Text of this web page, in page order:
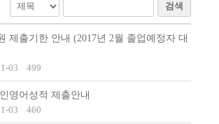
검색
제출기한 안내 (2017년 2월 졸업예정자 대
03 499
영어성적 제출안내
03 460